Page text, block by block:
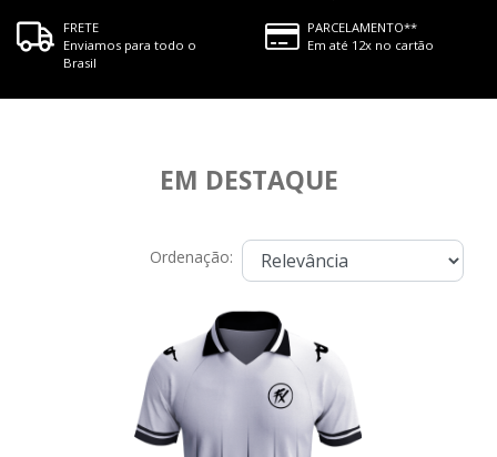
FRETE
Enviamos para todo o
Brasil
PARCELAMENTO**
Em até 12x no cartão
EM DESTAQUE
Ordenação: